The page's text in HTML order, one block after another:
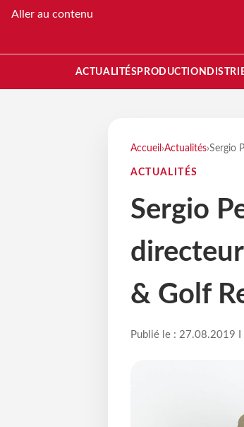
Aller au contenu
ACTUALITÉS PRODUCTION
Accueil ›Actualités›Sergio
ACTUALITÉS
Sergio
& Golf
Publié le : 27.08.2019